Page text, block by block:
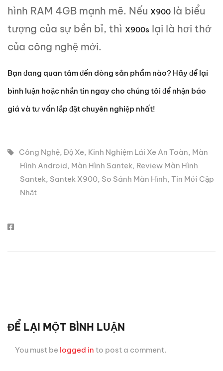
hình RAM 4GB mạnh mẽ. Nếu X900 là biểu
tượng của sự bền bỉ, thì X900s lại là hơi thở
của công nghệ mới.
Bạn đang quan tâm đến dòng sản phẩm nào? Hãy để lại
bình luận hoặc nhắn tin ngay cho chúng tôi để nhận báo
giá và tư vấn lắp đặt chuyên nghiệp nhất!
Công Nghệ, Độ Xe, Kinh Nghiệm Lái Xe An Toàn, Màn
Hình Android, Màn Hình Santek, Review Màn Hình
Santek, Santek X900, So Sánh Màn Hình, Tin Mới Cập
Nhật
ĐỂ LẠI MỘT BÌNH LUẬN
You must be logged in to post a comment.